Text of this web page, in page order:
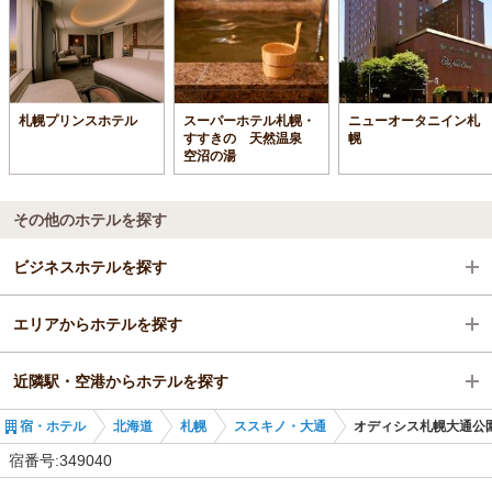
札幌プリンスホテル
スーパーホテル札幌・
すすきの 天然温泉
空沼の湯
ニューオータニイン札
幌
その他のホテルを探す
ビジネスホテルを探す
北海道
札幌
ススキノ・大通
エリアからホテルを探す
北海道
札幌
近隣駅・空港からホテルを探す
西８丁目駅
宿・ホテル 北海道 札幌 ススキノ・大通 オディシス札幌大通公
宿番号:349040